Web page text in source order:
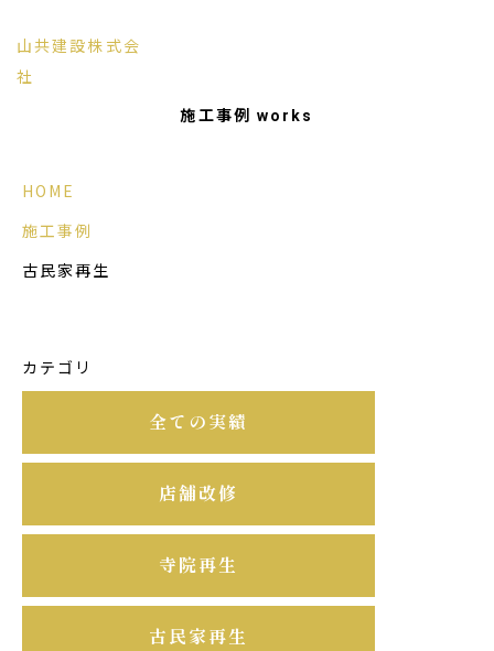
山共建設株式会
社
施工事例 works
HOME
施工事例
古民家再生
カテゴリ
全ての実績
店舗改修
寺院再生
古民家再生